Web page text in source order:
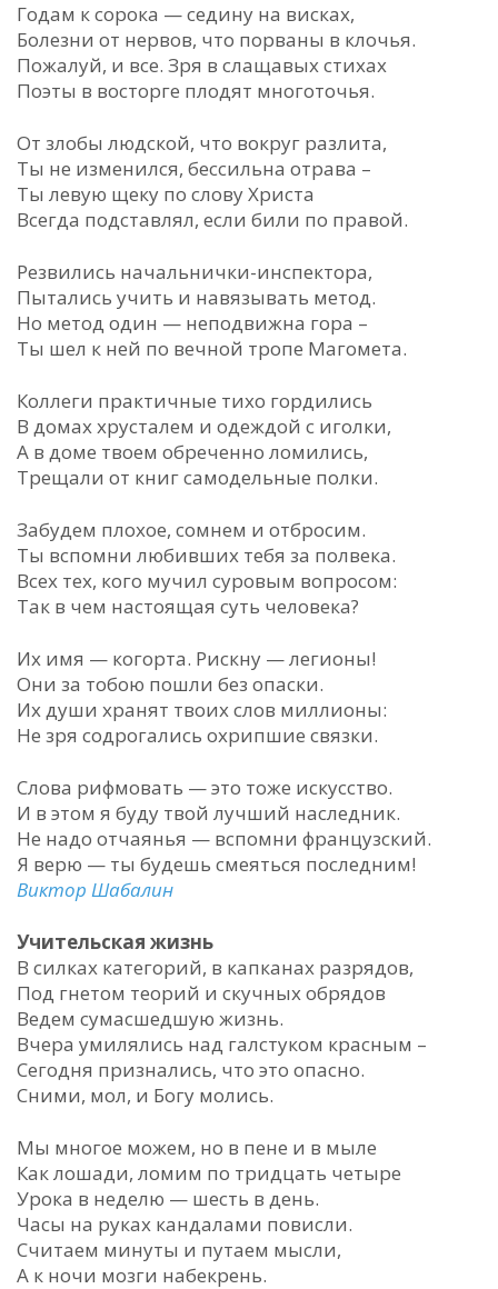
Годам к сорока — седину на висках,
Болезни от нервов, что порваны в клочья.
Пожалуй, и все. Зря в слащавых стихах
Поэты в восторге плодят многоточья.
От злобы людской, что вокруг разлита,
Ты не изменился, бессильна отрава –
Ты левую щеку по слову Христа
Всегда подставлял, если били по правой.
Резвились начальнички-инспектора,
Пытались учить и навязывать метод.
Но метод один — неподвижна гора –
Ты шел к ней по вечной тропе Магомета.
Коллеги практичные тихо гордились
В домах хрусталем и одеждой с иголки,
А в доме твоем обреченно ломились,
Трещали от книг самодельные полки.
Забудем плохое, сомнем и отбросим.
Ты вспомни любивших тебя за полвека.
Всех тех, кого мучил суровым вопросом:
Так в чем настоящая суть человека?
Их имя — когорта. Рискну — легионы!
Они за тобою пошли без опаски.
Их души хранят твоих слов миллионы:
Не зря содрогались охрипшие связки.
Слова рифмовать — это тоже искусство.
И в этом я буду твой лучший наследник.
Не надо отчаянья — вспомни французский.
Я верю — ты будешь смеяться последним!
Виктор Шабалин
Учительская жизнь
В силках категорий, в капканах разрядов,
Под гнетом теорий и скучных обрядов
Ведем сумасшедшую жизнь.
Вчера умилялись над галстуком красным –
Сегодня признались, что это опасно.
Сними, мол, и Богу молись.
Мы многое можем, но в пене и в мыле
Как лошади, ломим по тридцать четыре
Урока в неделю — шесть в день.
Часы на руках кандалами повисли.
Считаем минуты и путаем мысли,
А к ночи мозги набекрень.